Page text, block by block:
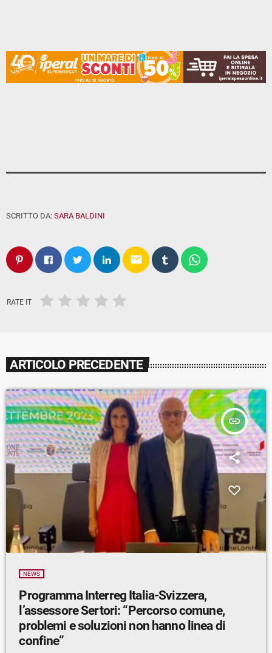
SCRITTO DA: SARA BALDINI
email
RATE IT
ARTICOLO PRECEDENTE
insert_link
NEWS
Programma Interreg Italia-Svizzera,
l’assessore Sertori: “Percorso comune,
problemi e soluzioni non hanno linea di
confine”